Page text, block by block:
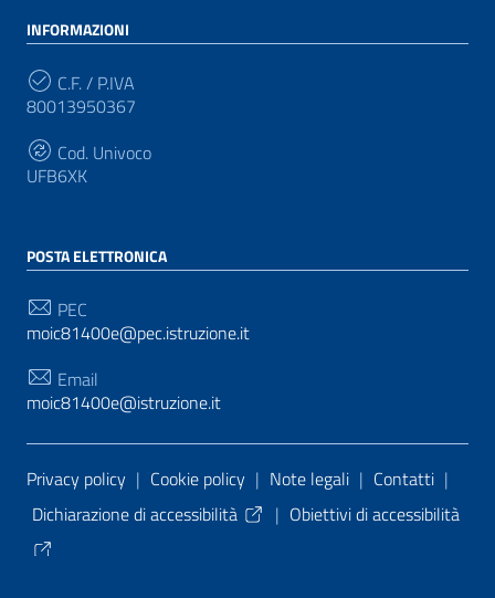
INFORMAZIONI
C.F. / P.IVA
80013950367
Cod. Univoco
UFB6XK
POSTA ELETTRONICA
PEC
moic81400e@pec.istruzione.it
Email
moic81400e@istruzione.it
Sezione Link Utili
Privacy policy | Cookie policy | Note legali | Contatti |
Dichiarazione di accessibilità
| Obiettivi di accessibilità